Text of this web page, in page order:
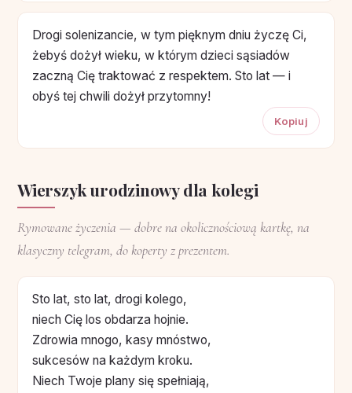
Drogi solenizancie, w tym pięknym dniu życzę Ci,
żebyś dożył wieku, w którym dzieci sąsiadów
zaczną Cię traktować z respektem. Sto lat — i
obyś tej chwili dożył przytomny!
Kopiuj
Wierszyk urodzinowy dla kolegi
Rymowane życzenia — dobre na okolicznościową kartkę, na
klasyczny telegram, do koperty z prezentem.
Sto lat, sto lat, drogi kolego,
niech Cię los obdarza hojnie.
Zdrowia mnogo, kasy mnóstwo,
sukcesów na każdym kroku.
Niech Twoje plany się spełniają,